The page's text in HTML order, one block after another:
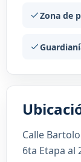
Zona de
Calle
6ta Etapa al